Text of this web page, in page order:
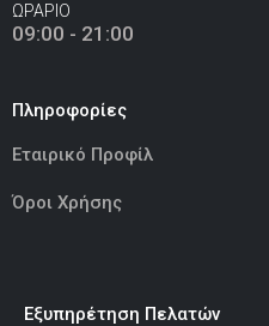
Καμηλοπάρδαλη 80εκ
ΩΡΑΡΙΟ
09:00 - 21:00
Πληροφορίες
Εταιρικό Προφίλ
Όροι Χρήσης
Εξυπηρέτηση Πελατών